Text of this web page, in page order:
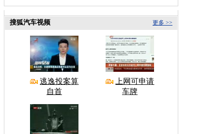
更多 >>
搜狐汽车视频
逃逸投案算
自首
上网可申请
车牌